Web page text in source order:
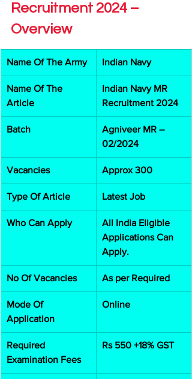
Recruitment 2024 –
Overview
Name Of The Army Indian Navy
Name Of The
Article
Indian Navy MR
Recruitment 2024
Batch
Agniveer MR –
02/2024
Vacancies Approx 300
Type Of Article Latest Job
Who Can Apply
All India Eligible
Applications Can
Apply.
No Of Vacancies As per Required
Mode Of
Application
Online
Required
Examination Fees
Rs 550 +18% GST